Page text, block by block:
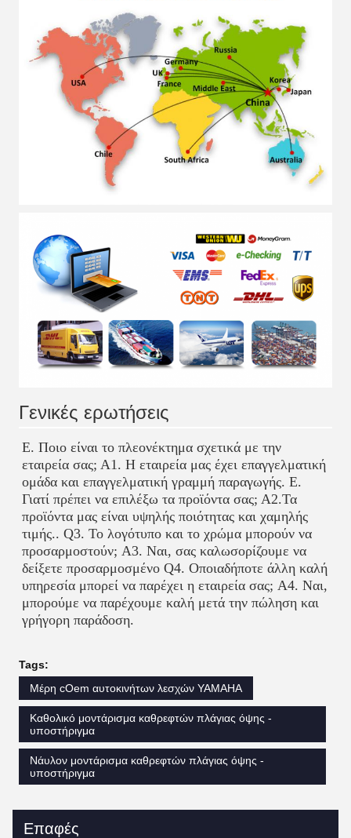
Γενικές ερωτήσεις
Ε. Ποιο είναι το πλεονέκτημα σχετικά με την
εταιρεία σας; Α1. Η εταιρεία μας έχει επαγγελματική
ομάδα και επαγγελματική γραμμή παραγωγής. Ε.
Γιατί πρέπει να επιλέξω τα προϊόντα σας; Α2.Τα
προϊόντα μας είναι υψηλής ποιότητας και χαμηλής
τιμής.. Q3. Το λογότυπο και το χρώμα μπορούν να
προσαρμοστούν; A3. Ναι, σας καλωσορίζουμε να
δείξετε προσαρμοσμένο Q4. Οποιαδήποτε άλλη καλή
υπηρεσία μπορεί να παρέχει η εταιρεία σας; A4. Ναι,
μπορούμε να παρέχουμε καλή μετά την πώληση και
γρήγορη παράδοση.
Tags:
Μέρη cOem αυτοκινήτων λεσχών YAMAHA
Καθολικό μοντάρισμα καθρεφτών πλάγιας όψης -
υποστήριγμα
Νάυλον μοντάρισμα καθρεφτών πλάγιας όψης -
υποστήριγμα
Επαφές